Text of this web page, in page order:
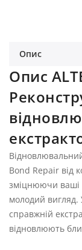
Опис
Опис
Bond Repair від
зміцнюючи ваші
молодий вигляд.
справжній
відновлюють